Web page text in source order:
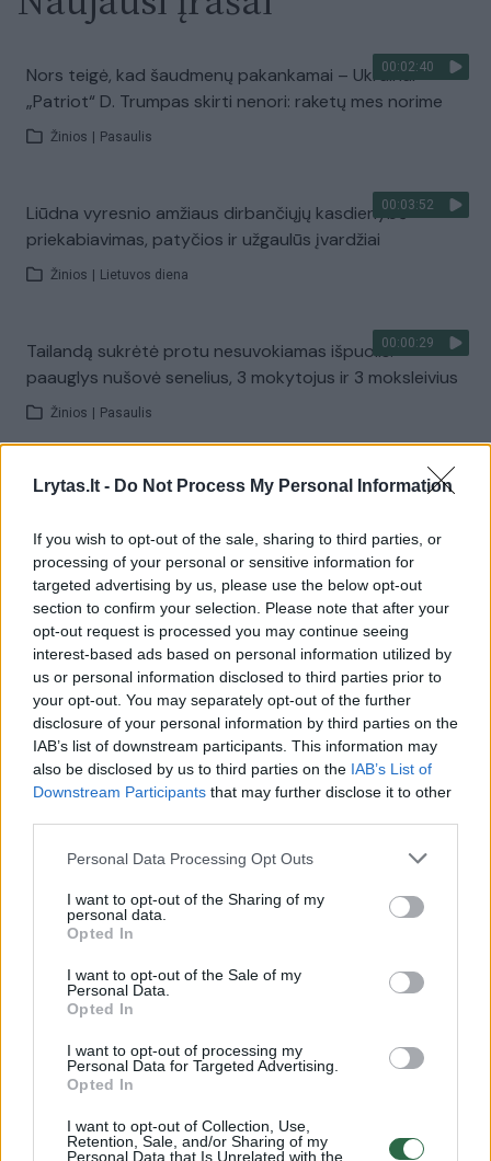
Lrytas.lt - Do Not Process My Personal Information
If you wish to opt-out of the sale, sharing to third parties, or
processing of your personal or sensitive information for
targeted advertising by us, please use the below opt-out
section to confirm your selection. Please note that after your
opt-out request is processed you may continue seeing
interest-based ads based on personal information utilized by
us or personal information disclosed to third parties prior to
your opt-out. You may separately opt-out of the further
disclosure of your personal information by third parties on the
IAB’s list of downstream participants. This information may
also be disclosed by us to third parties on the IAB’s List of
Downstream Participants that may further disclose it to other
Personal Data Processing Opt Outs
I want to opt-out of the Sharing of my
personal data.
Opted In
I want to opt-out of the Sale of my
Personal Data.
Opted In
I want to opt-out of processing my
Personal Data for Targeted Advertising.
Opted In
I want to opt-out of Collection, Use,
Retention, Sale, and/or Sharing of my
Personal Data that Is Unrelated with the
00:02:40
Nors teigė, kad šaudmenų pakankamai – Ukrainai
„Patriot“ D. Trumpas skirti nenori: raketų mes norime
Žinios Pasaulis
00:03:52
Liūdna vyresnio amžiaus dirbančiųjų kasdienybė –
priekabiavimas, patyčios ir užgaulūs įvardžiai
Žinios Lietuvos diena
00:00:29
Tailandą sukrėtė protu nesuvokiamas išpuolis:
paauglys nušovė senelius, 3 mokytojus ir 3 moksleivius
Žinios Pasaulis
00:02:08
Aukštaitijos pučiamųjų orkestras Nyderlanduose
Lietuvos diena
Visi įrašai
Žiūrimiausi įrašai
00:00:30
Vaizdai iš tragiškos avarijos Vilniaus r.: dviejų moterų ir
Žinios | Lietuvos diena
Savaitės vidurys nusimato karštas: temperatūra kils iki
32 laipsnių šilumos
Žinios | Orai
Nufilmavo, kaip patvino Vilniaus Vakarinis aplinkkelis:
Žinios | Lietuvos diena